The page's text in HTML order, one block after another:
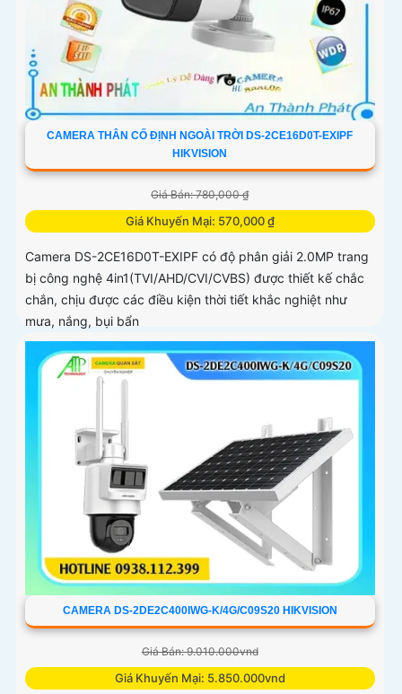
CAMERA THÂN CỐ ĐỊNH NGOÀI TRỜI DS-2CE16D0T-EXIPF
HIKVISION
Giá Bán: 780,000 ₫
Giá Khuyến Mại: 570,000 ₫
Camera DS-2CE16D0T-EXIPF có độ phân giải 2.0MP trang
bị công nghệ 4in1(TVI/AHD/CVI/CVBS) được thiết kế chắc
chắn, chịu được các điều kiện thời tiết khắc nghiệt như
mưa, nắng, bụi bẩn
CAMERA DS-2DE2C400IWG-K/4G/C09S20 HIKVISION
Giá Bán: 9.010.000vnd
Giá Khuyến Mại: 5.850.000vnd